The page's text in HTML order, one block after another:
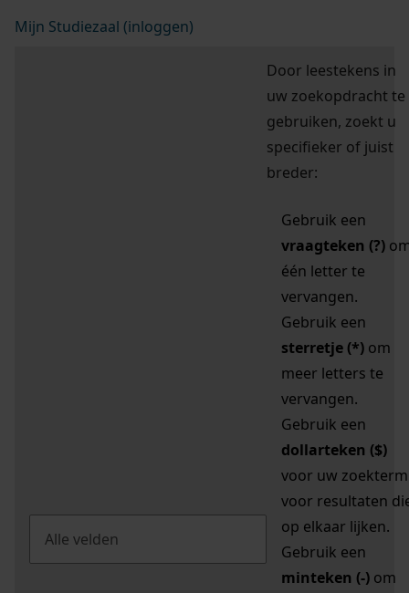
Mijn Studiezaal (inloggen)
Door leestekens in
uw zoekopdracht te
gebruiken, zoekt u
specifieker of juist
breder:
Gebruik een
vraagteken (?)
één letter te
vervangen.
Gebruik een
sterretje (*) om
meer letters te
vervangen.
Gebruik een
dollarteken ($)
voor uw zoekterm
voor resultaten
op elkaar lijken.
Gebruik een
minteken (-) om